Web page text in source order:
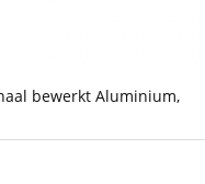
bewerkt Aluminium,